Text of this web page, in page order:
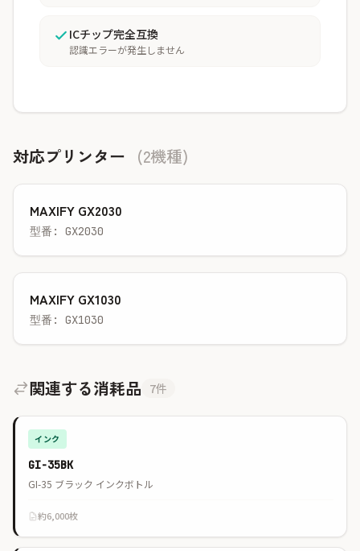
ICチップ完全互換
認識エラーが発生しません
対応プリンター (2機種)
MAXIFY GX2030
型番: GX2030
MAXIFY GX1030
型番: GX1030
関連する消耗品 7件
インク
GI-35BK
GI-35 ブラック インクボトル
約6,000枚